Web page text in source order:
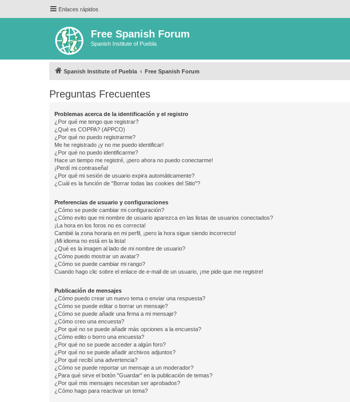
Enlaces rápidos
Free Spanish Forum
Spanish Institute of Puebla
Spanish Institute of Puebla Free Spanish Forum
Preguntas Frecuentes
Problemas acerca de la identificación y el registro
¿Por qué me tengo que registrar?
¿Qué es COPPA? (APPCO)
¿Por qué no puedo registrarme?
Me he registrado ¡y no me puedo identificar!
¿Por qué no puedo identificarme?
Hace un tiempo me registré, ¡pero ahora no puedo conectarme!
¡Perdí mi contraseña!
¿Por qué mi sesión de usuario expira automáticamente?
¿Cuál es la función de "Borrar todas las cookies del Sitio"?
Preferencias de usuario y configuraciones
¿Cómo se puede cambiar mi configuración?
¿Cómo evito que mi nombre de usuario aparezca en las listas de usuarios conectados?
¡La hora en los foros no es correcta!
Cambié la zona horaria en mi perfil, ¡pero la hora sigue siendo incorrecto!
¡Mi idioma no está en la lista!
¿Qué es la imagen al lado de mi nombre de usuario?
¿Cómo puedo mostrar un avatar?
¿Cómo se puede cambiar mi rango?
Cuando hago clic sobre el enlace de e-mail de un usuario, ¡me pide que me registre!
Publicación de mensajes
¿Cómo puedo crear un nuevo tema o enviar una respuesta?
¿Cómo se puede editar o borrar un mensaje?
¿Cómo se puede añadir una firma a mi mensaje?
¿Cómo creo una encuesta?
¿Por qué no se puede añadir más opciones a la encuesta?
¿Cómo edito o borro una encuesta?
¿Por qué no se puede acceder a algún foro?
¿Por qué no se puede añadir archivos adjuntos?
¿Por qué recibí una advertencia?
¿Cómo se puede reportar un mensaje a un moderador?
¿Para qué sirve el botón "Guardar" en la publicación de temas?
¿Por qué mis mensajes necesitan ser aprobados?
¿Cómo hago para reactivar un tema?